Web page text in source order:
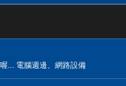
... 電腦週邊、網路設備